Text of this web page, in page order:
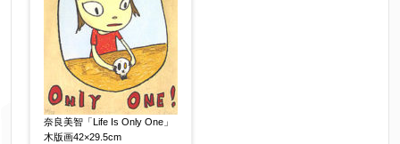
お名前 【必須】
フリガナ 【任意】
奈良美智「Life Is Only One」
木版画42×29.5cm